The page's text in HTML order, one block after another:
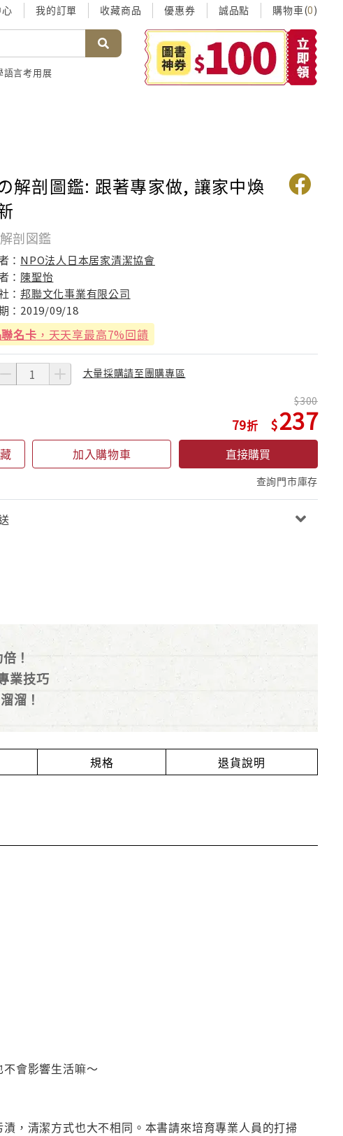
我的訂單 收藏商品 優惠券 誠品點 購物車(0)
語言考用展
解剖圖鑑: 跟著專家做, 讓家中煥
剖図鑑
： NPO法人日本居家清潔協會
： 陳聖怡
：邦聯文化事業有限公司
： 2019/09/18
名卡 ，天天享最高7%回饋
大量採購請至團購專區
79
300
237
加入購物車 直接購買
查詢門市庫存
！
業技巧
溜！
規格 退貨說明
會影響生活嘛～
，清潔方式也大不相同。本書請來培育專業人員的打掃